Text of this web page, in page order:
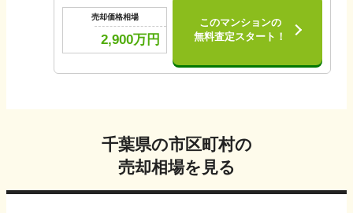
売却価格相場
2,900万円
このマンションの
無料査定スタート！
千葉県の市区町村の
売却相場を見る